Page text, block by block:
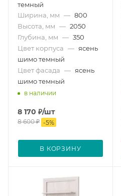
темный
Ширина, мм — 800
Высота, мм — 2050
Глубина, мм — 350
Цвет корпуса — ясень
шимо темный
Цвет фасада — ясень
шимо темный
в наличии
8 170 ₽/шт
8 600₽ -5%
В КОРЗИНУ